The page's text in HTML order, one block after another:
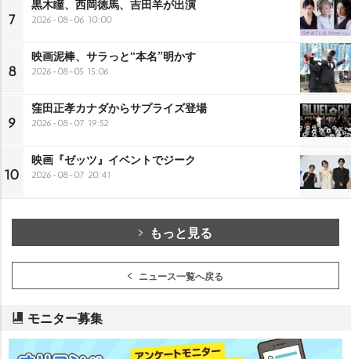
7
黒木瞳、西岡徳馬、吉田羊が出演
2026-08-06 10:00
8
映画泥棒、サラっと“本名”明かす
2026-08-05 15:06
9
窪田正孝カナダからサプライズ登場
2026-08-07 19:52
10
映画『ゼッツ』イベントでジーク
2026-08-07 20:41
もっと見る
ニュース一覧へ戻る
モニター募集